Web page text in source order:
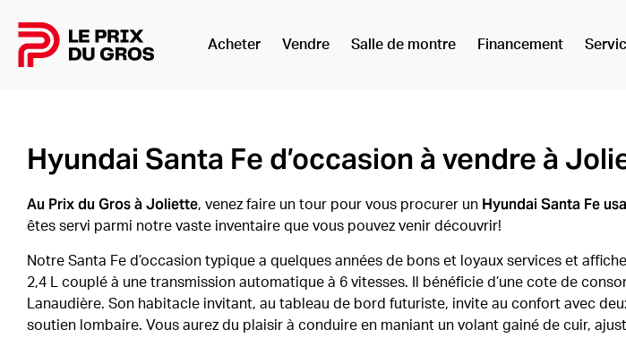
Accueil Acheter Vendre Salle de montre Financement
Hyundai Santa Fe d’occasion à vendre à
Au Prix du Gros à Joliette, venez faire un tour pour vous procurer un Hyundai Santa Fe
êtes servi parmi notre vaste inventaire que vous pouvez venir découvrir!
Notre Santa Fe d’occasion typique a quelques années de bons et loyaux services et
2,4 L couplé à une transmission automatique à 6 vitesses. Il bénéficie d’une cote de
Lanaudière. Son habitacle invitant, au tableau de bord futuriste, invite au confort avec
soutien lombaire. Vous aurez du plaisir à conduire en maniant un volant gainé de cuir,